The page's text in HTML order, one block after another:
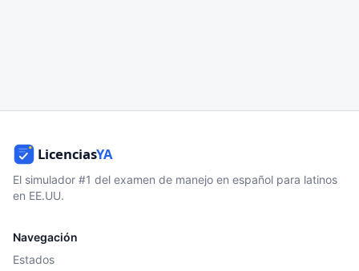
El simulador #1 del examen de manejo en español para latinos
en EE.UU.
Navegación
Estados